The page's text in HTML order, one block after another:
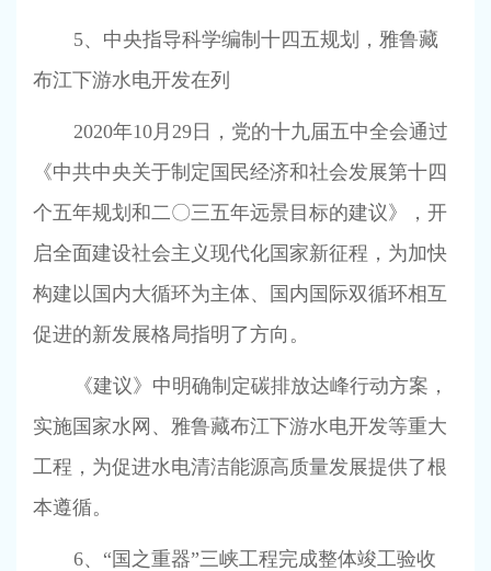
5、中央指导科学编制十四五规划，雅鲁藏
布江下游水电开发在列
2020年10月29 日，党的十九届五中全会通过
《中共中央关于制定国民经济和社会发展第十四
个五年规划和二〇三五年远景目标的建议》，开
启全面建设社会主义现代化国家新征程，为加快
构建以国内大循环为主体、国内国际双循环相互
促进的新发展格局指明了方向。
《建议》中明确制定碳排放达峰行动方案，
实施国家水网、雅鲁藏布江下游水电开发等重大
工程，为促进水电清洁能源高质量发展提供了根
本遵循。
6、“国之重器”三峡工程完成整体竣工验收